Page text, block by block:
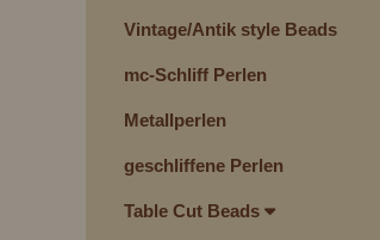
Vintage/Antik style Beads
mc-Schliff Perlen
Metallperlen
geschliffene Perlen
Table Cut Beads